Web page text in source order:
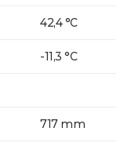
42,4 °C
-11,3 °C
717 mm